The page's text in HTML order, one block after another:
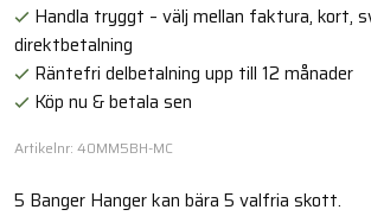
Handla tryggt – välj mellan faktura, kort,
direktbetalning
Räntefri delbetalning upp till 12 månader
Köp nu & betala sen
Artikelnr: 40MM5BH-MC
5 Banger Hanger kan bära 5 valfria skott.